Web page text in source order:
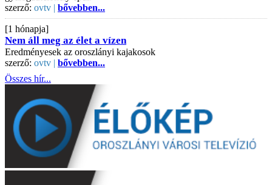
szerző: ovtv | bővebben...
[1 hónapja]
Nem áll meg az élet a vízen
Eredményesek az oroszlányi kajakosok
szerző: ovtv | bővebben...
Összes hír...